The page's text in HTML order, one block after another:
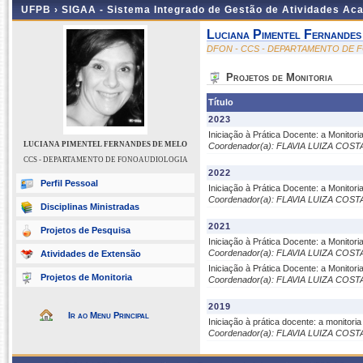
UFPB › SIGAA - Sistema Integrado de Gestão de Atividades
LUCIANA PIMENTEL FERNANDES DE MELO
CCS - DEPARTAMENTO DE FONOAUDIOLOGIA
Perfil Pessoal
Disciplinas Ministradas
Projetos de Pesquisa
Atividades de Extensão
Projetos de Monitoria
Ir ao Menu Principal
Luciana Pimentel
DFON - CCS - DEPARTAMENTO DE
Projetos de Monitoria
Título
2023
Iniciação à Prática Docente: a
Coordenador(a): FLAVIA LUIZA
2022
Iniciação à Prática Docente: a
Coordenador(a): FLAVIA LUIZA
2021
Iniciação à Prática Docente: a
Coordenador(a): FLAVIA LUIZA
Iniciação à Prática Docente: a
Coordenador(a): FLAVIA LUIZA
2019
Iniciação à prática docente: a
Coordenador(a): FLAVIA LUIZA